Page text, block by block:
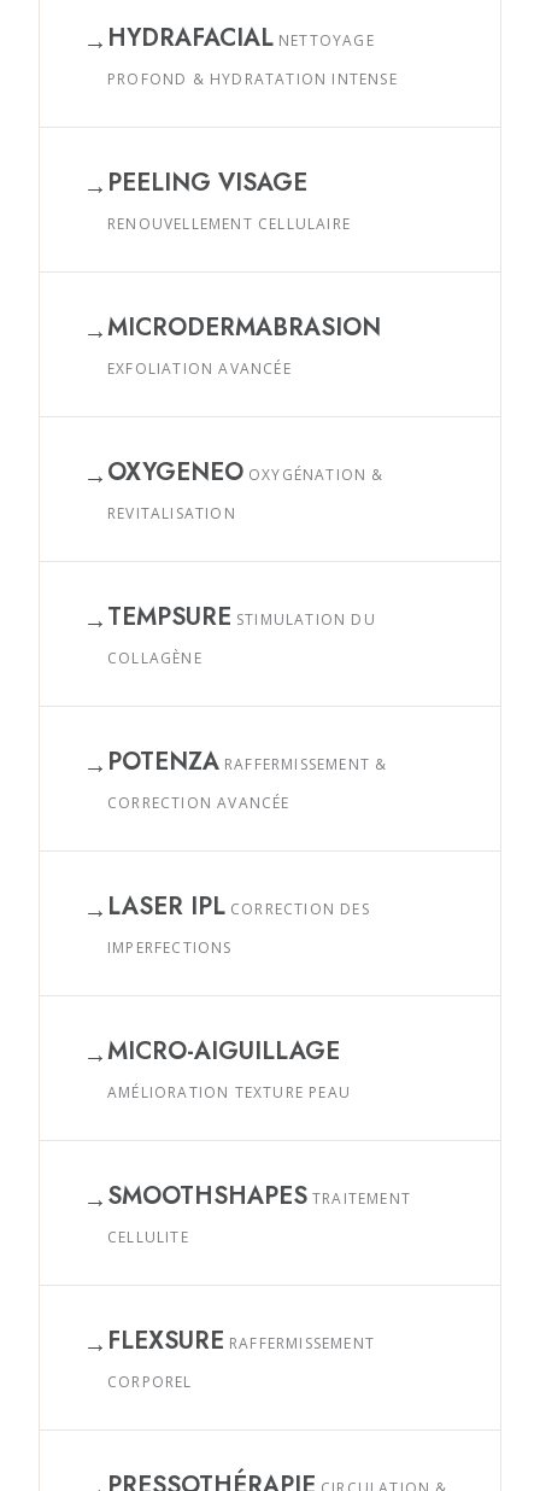
→ HYDRAFACIAL NETTOYAGE
PROFOND & HYDRATATION INTENSE
→ PEELING VISAGE
RENOUVELLEMENT CELLULAIRE
→MICRODERMABRASION
EXFOLIATION AVANCÉE
→OXYGENEO OXYGÉNATION &
REVITALISATION
→TEMPSURE STIMULATION DU
COLLAGÈNE
→ POTENZA RAFFERMISSEMENT &
CORRECTION AVANCÉE
→ LASER IPL CORRECTION DES
IMPERFECTIONS
→MICRO-AIGUILLAGE
AMÉLIORATION TEXTURE PEAU
→SMOOTHSHAPES TRAITEMENT
CELLULITE
→ FLEXSURE RAFFERMISSEMENT
CORPOREL